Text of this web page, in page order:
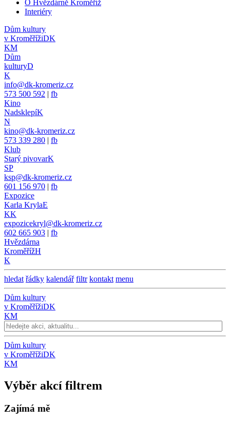
O Hvězdárně Kroměříž
Interiéry
Dům kultury
v KroměřížiDK
KM
Dům
kulturyD
K
info@dk-kromeriz.cz
573 500 592 | fb
Kino
NadsklepíK
N
kino@dk-kromeriz.cz
573 339 280 | fb
Klub
Starý pivovarK
SP
ksp@dk-kromeriz.cz
601 156 970 | fb
Expozice
Karla KrylaE
KK
expozicekryl@dk-kromeriz.cz
602 665 903 | fb
Hvězdárna
KroměřížH
K
hledat řádky kalendář filtr kontakt menu
Dům kultury
v KroměřížiDK
KM
Dům kultury
v KroměřížiDK
KM
Výběr akcí filtrem
Zajímá mě